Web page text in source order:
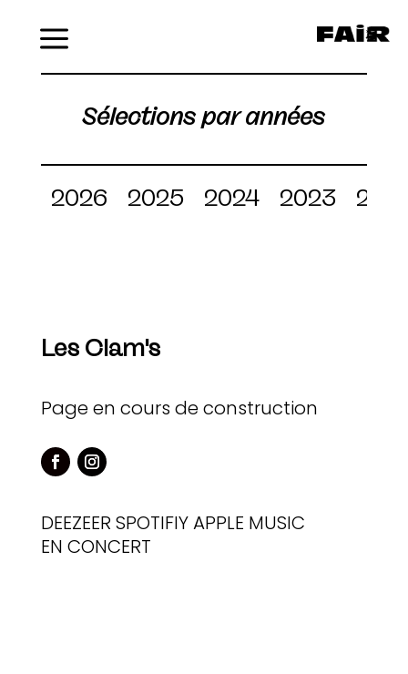
Sélections par années
2026 2025 2024 2023
Les Clam's
Page en cours de construction
DEEZEER SPOTIFIYAPPLE MUSIC
EN CONCERT